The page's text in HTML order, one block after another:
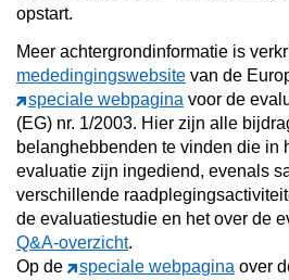
opstart.
Meer achtergrondinformatie is
mededingingswebsite van de
speciale webpagina voor de
(EG) nr. 1/2003. Hier zijn alle
belanghebbenden te vinden die in
evaluatie zijn ingediend, evenals
verschillende
de evaluatiestudie en het over de
Q&A-overzicht.
Op de
speciale webpagina over